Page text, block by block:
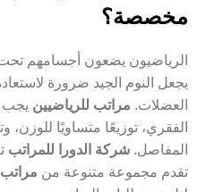
مخصصة؟
الرياضيون يضعون أجسامهم
يجعل النوم الجيد ضرورة
العضلات. مراتب للرياضيين يجب
الفقري، توزيعًا متساويًا
المفاصل. شركة الدورا للمراتب
تقدم مجموعة متنوعة من